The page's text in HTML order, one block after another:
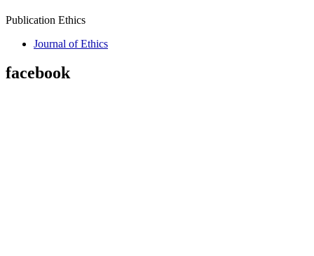
Publication Ethics
Journal of Ethics
facebook